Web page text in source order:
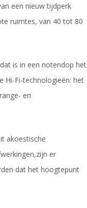
een nieuw tijdperk
ruimtes, van 40 tot 80
is in een notendop het
Hi-Fi-technologieën: het
en
akoestische
er
dat het hoogtepunt